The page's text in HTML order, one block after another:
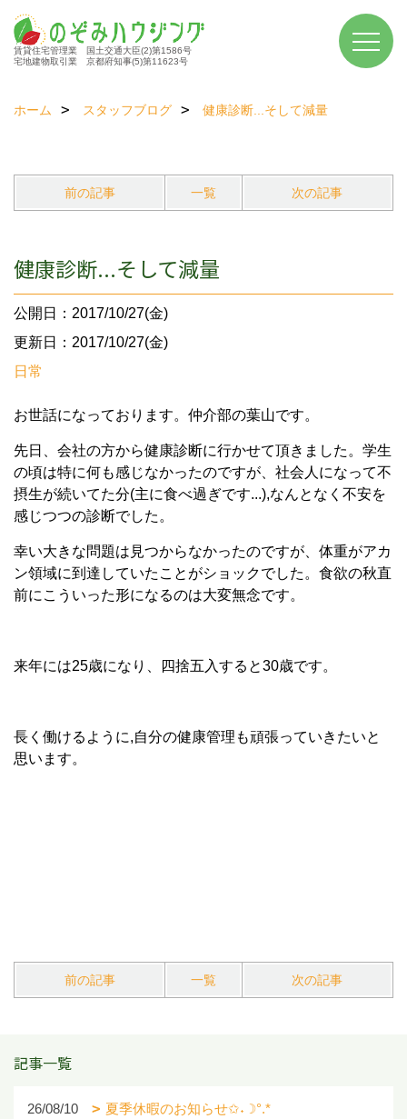
賃貸住宅管理業 国土交通大臣(2)第1586号
宅地建物取引業 京都府知事(5)第11623号
ホーム スタッフブログ 健康診断...そして減量
前の記事 一覧 次の記事
健康診断...そして減量
公開日：2017/10/27(金)
更新日：2017/10/27(金)
日常
お世話になっております。仲介部の葉山です。
先日、会社の方から健康診断に行かせて頂きました。学生
の頃は特に何も感じなかったのですが、社会人になって不
摂生が続いてた分(主に食べ過ぎです...),なんとなく不安を
感じつつの診断でした。
幸い大きな問題は見つからなかったのですが、体重がアカ
ン領域に到達していたことがショックでした。食欲の秋直
前にこういった形になるのは大変無念です。
来年には25歳になり、四捨五入すると30歳です。
長く働けるように,自分の健康管理も頑張っていきたいと
思います。
前の記事 一覧 次の記事
記事一覧
26/08/10 夏季休暇のお知らせ✩˖☽°.*